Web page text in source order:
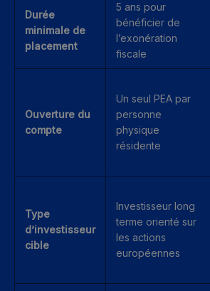
Durée
minimale de
placement
5 ans pour
bénéficier de
l’exonération
fiscale
Ouverture du
compte
Un seul PEA par
personne
physique
résidente
Type
d’investisseur
cible
Investisseur long
terme orienté sur
les actions
européennes